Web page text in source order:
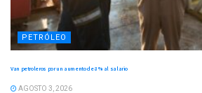
PETRÓLEO
Van petroleros por un aumento de 8 % al salario
AGOSTO 3, 2026